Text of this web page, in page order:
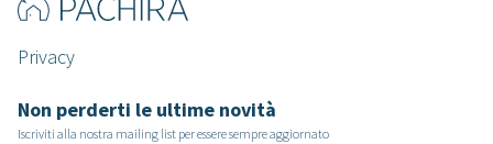
Privacy
Non perderti le ultime novità
Iscriviti alla nostra mailing list per essere sempre aggiornato